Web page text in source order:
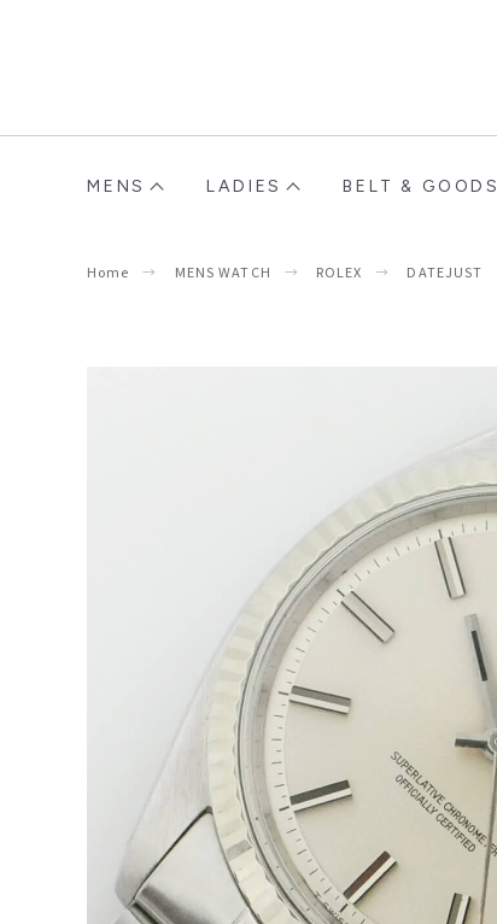
MENS LADIES BELT & GOODS
Home MENS WATCH ROLEX DATEJUST